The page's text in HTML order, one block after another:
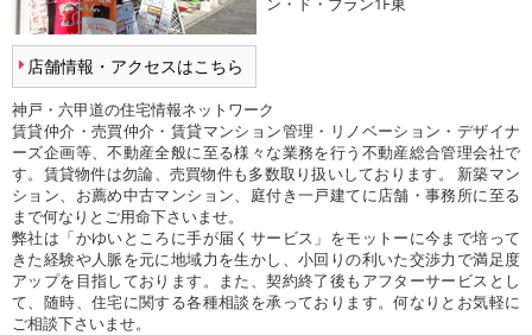
店舗情報・アクセスはこちら
神戸・六甲道の住宅情報ネットワーク
賃貸仲介・売買仲介・賃貸マンション管理・リノベーション・デザイナ
ーズ企画等、不動産全般に至る様々な業務を行う不動産総合管理会社で
す。賃貸物件は勿論、売買物件も多数取り扱いしております。 新築マン
ション、お薦め中古マンション、庭付き一戸建てに店舗・事務所に至る
まで何なりとご用命下さいませ。
弊社は「かゆいところに手が届くサービス」をモットーに今まで培って
きた経験や人脈を元に地域力を生かし、小回りの利いた交渉力で満足度
アップを目指しております。また、契約終了後もアフターサービスとし
て、随時、住宅に関する各種相談を承っております。何なりとお気軽に
ご相談下さいませ。